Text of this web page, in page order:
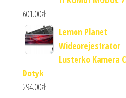
601.00zł
Lemon Planet
Wideorejestrator
Lusterko Kamera
Dotyk
294.00zł